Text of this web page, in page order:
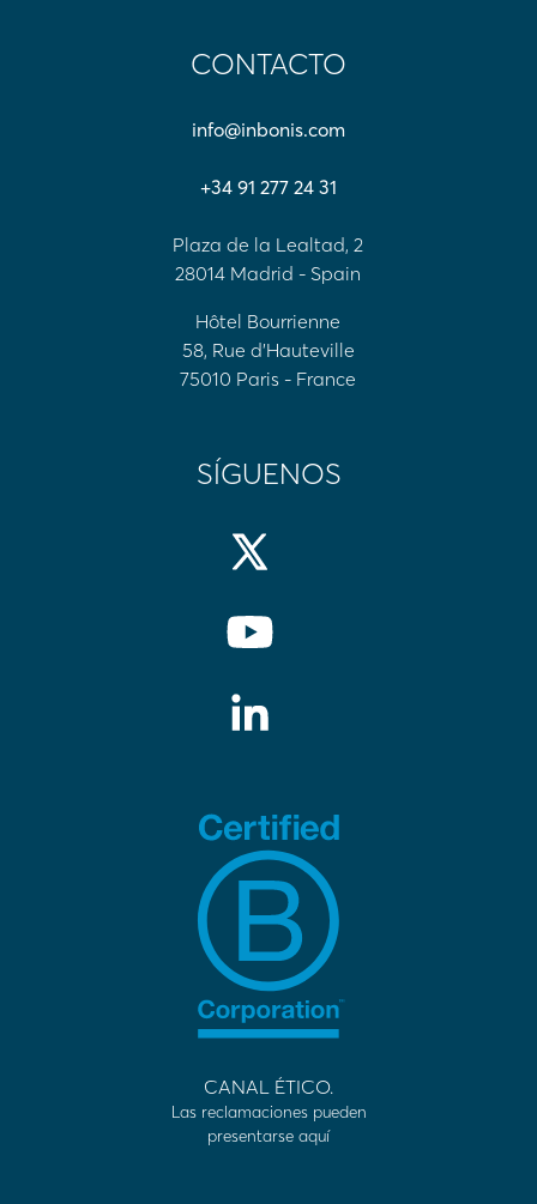
CONTACTO
info@inbonis.com
+34 91 277 24 31
Plaza de la Lealtad, 2
28014 Madrid - Spain
Hôtel Bourrienne
58, Rue d'Hauteville
75010 Paris - France
SÍGUENOS
CANAL ÉTICO.
Las reclamaciones pueden
presentarse aquí